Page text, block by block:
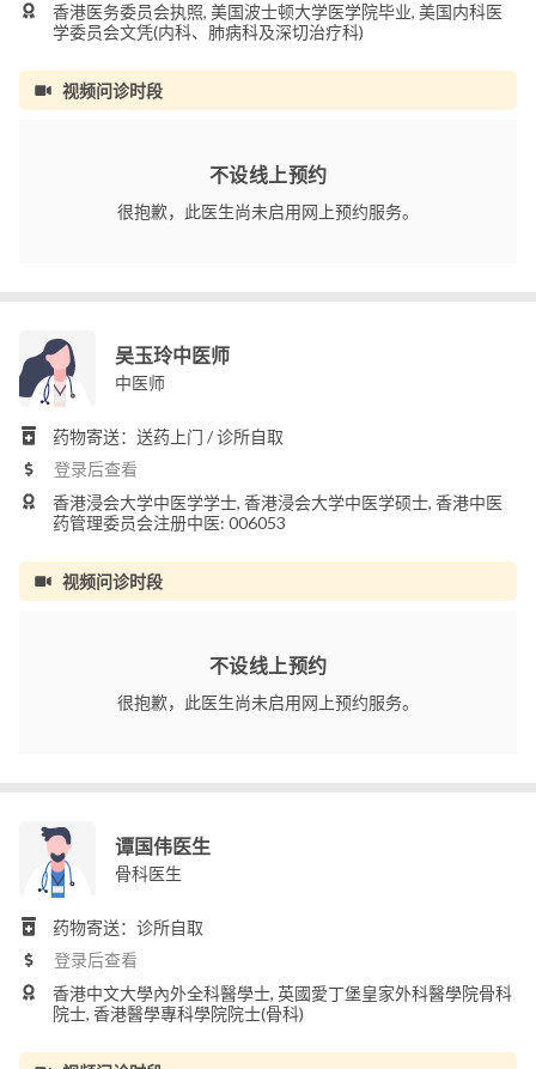
香港医务委员会执照, 美国波士顿大学医学院毕业, 美国内科医
学委员会文凭(内科、肺病科及深切治疗科)
视频问诊时段
不设线上预约
很抱歉，此医生尚未启用网上预约服务。
吴玉玲中医师
中医师
药物寄送：送药上门 / 诊所自取
登录后查看
香港浸会大学中医学学士, 香港浸会大学中医学硕士, 香港中医
药管理委员会注册中医: 006053
视频问诊时段
不设线上预约
很抱歉，此医生尚未启用网上预约服务。
谭国伟医生
骨科医生
药物寄送：诊所自取
登录后查看
香港中文大學內外全科醫學士, 英國愛丁堡皇家外科醫學院骨科
院士, 香港醫學專科學院院士(骨科)